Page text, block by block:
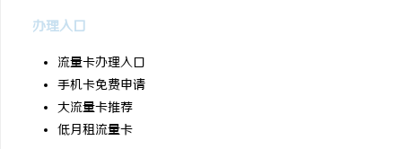
办理入口
流量卡办理入口
手机卡免费申请
大流量卡推荐
低月租流量卡